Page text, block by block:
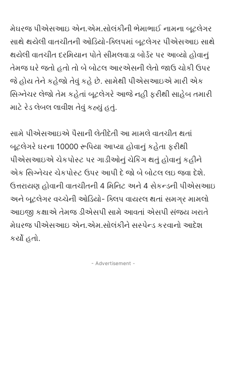
મેઘરજ પીએસઆઇ એન.એમ.સોલંકીની ભેમાભાઈ નામના બૂટલેગર
સાથે થયેલી વાતચીતની ઓડિયો-ક્લિપમાં બૂટલેગર પીએસઆઇ સાથે
થયેલી વાતચીત દરમિયાન પોતે સીમલવાડા બોર્ડર પર આવ્યો હોવાનું
તેમજ ઘરે જતો હતો તો બે બોટલ આરએસની લેતો જાઉ ચોકી ઉપર
જે હોય તેને કહેજો તેવું કહે છે. સામેથી પીએસઆઇએ મારી એક
સિગ્નેચર લેજો તેમ કહેતાં બૂટલેગરે આજે નહીં ફરીથી સાહેબ તમારી
માટે રેડ લેબલ લાવીશ તેવું કહ્યું હતું.
સામે પીએસઆઇએ પૈસાની લેતીદેતી આ મામલે વાતચીત થતાં
બૂટલેગરે ઘરના 10000 રૂપિયા આપ્યા હોવાનું કહેતા ફરીથી
પીએસઆઇએ ચેકપોસ્ટ પર ગાડીઓનું ચેકિંગ થતું હોવાનું કહીને
એક સિગ્નેચર ચેકપોસ્ટ ઉપર આપી દે જો બે બોટલ લઇ જવા દેશે.
ઉત્તરાયણ હોવાની વાતચીતની 4 મિનિટ અને 4 સેકન્ડની પીએસઆઇ
અને બૂટલેગર વચ્ચેની ઓડિયો- ક્લિપ વાયરલ થતાં સમગ્ર મામલો
આઇજી કક્ષાએ તેમજ ડીએસપી સામે આવતાં એસપી સંજય ખરાતે
મેઘરજ પીએસઆઇ એન.એમ.સોલંકીને સસ્પેન્ડ કરવાનો આદેશ
કર્યો હતો.
- Advertisement -